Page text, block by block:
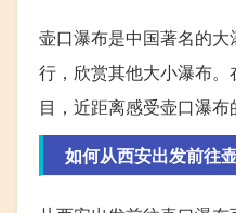
壶口瀑布是中国著名的
行，欣赏其他大小瀑布
目，近距离感受壶口瀑布
如何从西安出发前往